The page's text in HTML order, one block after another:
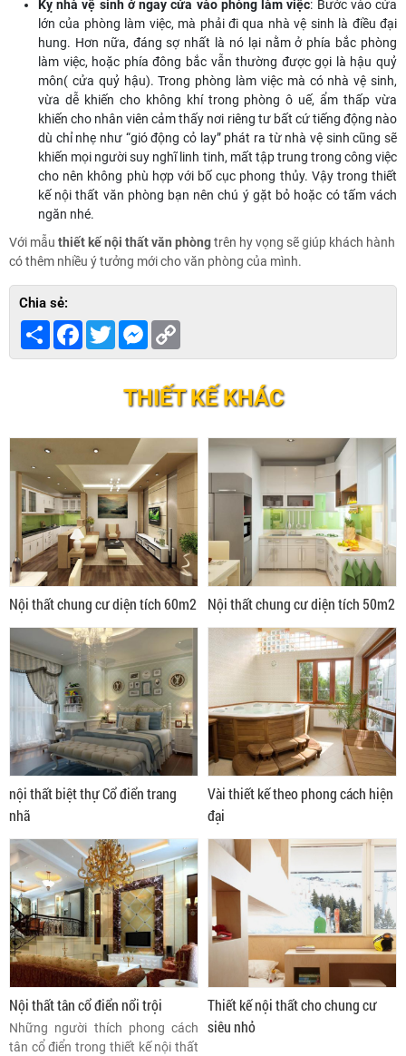
Kỵ nhà vệ sinh ở ngay cửa vào phòng làm việc: Bước vào cửa
lớn của phòng làm việc, mà phải đi qua nhà vệ sinh là điều đại
hung. Hơn nữa, đáng sợ nhất là nó lại nằm ở phía bắc phòng
làm việc, hoặc phía đông bắc vẫn thường được gọi là hậu quỷ
môn( cửa quỷ hậu). Trong phòng làm việc mà có nhà vệ sinh,
vừa dễ khiến cho không khí trong phòng ô uế, ẩm thấp vừa
khiến cho nhân viên cảm thấy nơi riêng tư bất cứ tiếng động nào
dù chỉ nhẹ như “gió động cỏ lay” phát ra từ nhà vệ sinh cũng sẽ
khiến mọi người suy nghĩ linh tinh, mất tập trung trong công việc
cho nên không phù hợp với bố cục phong thủy. Vậy trong thiết
kế nội thất văn phòng bạn nên chú ý gặt bỏ hoặc có tấm vách
ngăn nhé.
Với mẫu thiết kế nội thất văn phòngtrên hy vọng sẽ giúp khách hành
có thêm nhiều ý tưởng mới cho văn phòng của mình.
Chia sẻ:
Share Facebook
TwitterMessenger
THIẾT KẾ KHÁC
Nội thất chung cư diện tích 60m2 Nội thất chung cư diện tích 50m2
nội thất biệt thự Cổ điển trang
nhã
Vài thiết kế theo phong cách hiện
đại
Nội thất tân cổ điển nổi trội
Những người thích phong cách
tân cổ điển trong thiết kế nội thất
Thiết kế nội thất cho chung cư
siêu nhỏ